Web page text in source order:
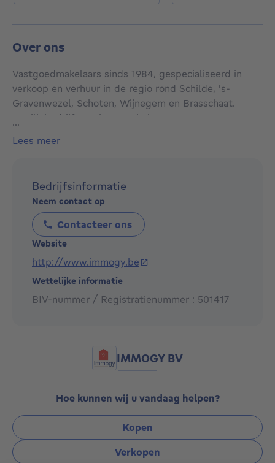
Over ons
Vastgoedmakelaars sinds 1984, gespecialiseerd in
verkoop en verhuur in de regio rond Schilde, 's-
Gravenwezel, Schoten, Wijnegem en Brasschaat.
Familiebedrijf met kantoor in het centrum van 's-
...
lees meer
Bedrijfsinformatie
Neem contact op
Contacteer ons
Website
http://www.immogy.be
Wettelijke informatie
BIV-nummer / Registratienummer : 501417
IMMOGY BV
Hoe kunnen wij u vandaag helpen?
Kopen
Verkopen